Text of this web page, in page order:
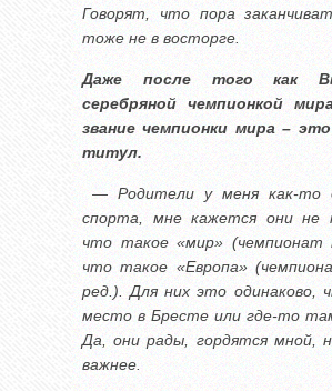
Говорят, что пора
тоже не в восторге.
Даже после того как
серебряной чемпионкой
звание чемпионки мира –
титул.
— Родители у меня как-то
спорта, мне кажется они не
что такое «мир» (чемпионат
что такое «Европа»
ред.). Для них это одинаково,
место в Бресте или где-то
Да, они рады, гордятся мной,
важнее.